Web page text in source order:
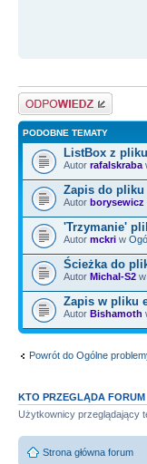
Odpowiedz
PODOBNE TEMATY
ListBox z
Autor rafalskraba
Zapis do pliku
Autor borysewicz
'Trzymanie'
Autor mckri w
Ścieżka do
Autor Michal-S2 w
Zapis w pliku
Autor Bishamoth
Powrót do Ogólne
KTO PRZEGLĄDA FORUM
Użytkownicy przeglądający
Strona główna forum